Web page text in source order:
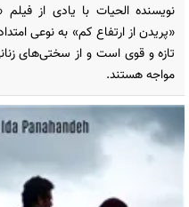
نویسنده الحیات با یادی از
«پریدن از ارتفاع کم» به نوعی
تازه و قوی است و از سختی‌های
مواجه هستند.